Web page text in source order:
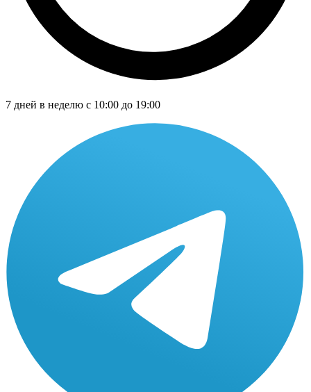
7 дней в неделю с 10:00 до 19:00